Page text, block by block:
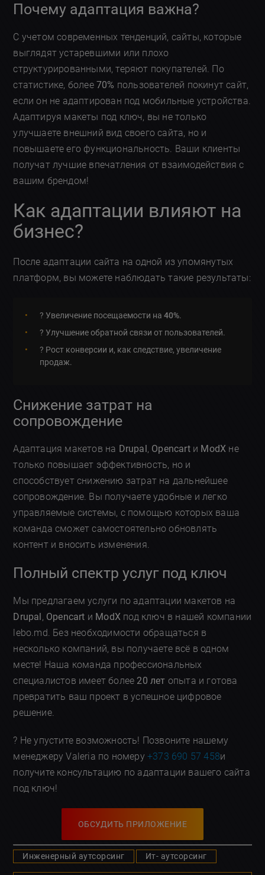
Почему адаптация важна?
С учетом современных тенденций, сайты, которые
выглядят устаревшими или плохо
структурированными, теряют покупателей. По
статистике, более70% пользователей покинут сайт,
если он не адаптирован под мобильные устройства.
Адаптируя макеты под ключ, вы не только
улучшаете внешний вид своего сайта, но и
повышаете его функциональность. Ваши клиенты
получат лучшие впечатления от взаимодействия с
вашим брендом!
Как адаптации влияют на
бизнес?
После адаптации сайта на одной из упомянутых
платформ, вы можете наблюдать такие результаты:
? Увеличение посещаемости на40%.
? Улучшение обратной связи от пользователей.
? Рост конверсии и, как следствие, увеличение
продаж.
Снижение затрат на
сопровождение
Адаптация макетов на Drupal , Opencartи ModX не
только повышает эффективность, но и
способствует снижению затрат на дальнейшее
сопровождение. Вы получаете удобные и легко
управляемые системы, с помощью которых ваша
команда сможет самостоятельно обновлять
контент и вносить изменения.
Полный спектр услуг под ключ
Мы предлагаем услуги по адаптации макетов на
Drupal, Opencart и ModX под ключ в нашей компании
lebo.md. Без необходимости обращаться в
несколько компаний, вы получаете всё в одном
месте! Наша команда профессиональных
специалистов имеет более 20 лет опыта и готова
превратить ваш проект в успешное цифровое
решение.
? Не упустите возможность! Позвоните нашему
менеджеру Valeria по номеру+373 690 57 458и
получите консультацию по адаптации вашего сайта
под ключ!
ОБСУДИТЬ ПРИЛОЖЕНИЕ
Инженерный аутсорсинг Ит- аутсорсинг